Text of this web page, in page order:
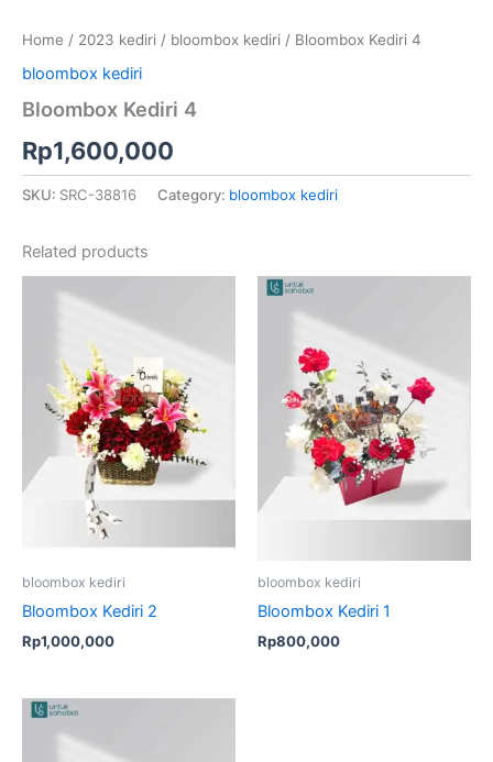
Home / 2023 kediri / bloombox kediri / Bloombox Kediri 4
bloombox kediri
Bloombox Kediri 4
Rp1,600,000
SKU: SRC-38816 Category: bloombox kediri
Related products
bloombox kediri
Bloombox Kediri 2
Rp1,000,000
bloombox kediri
Bloombox Kediri 1
Rp800,000